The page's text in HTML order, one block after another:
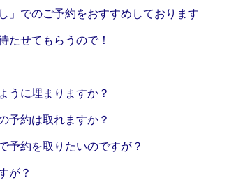
」でのご予約をおすすめしております
たせてもらうので！
うに埋まりますか？
予約は取れますか？
予約を取りたいのですが？
が？